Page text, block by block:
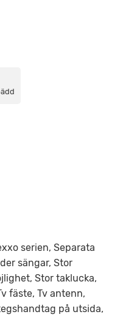
serien, Separata
sängar, Stor
Stor taklucka,
fäste, Tv antenn,
på utsida,